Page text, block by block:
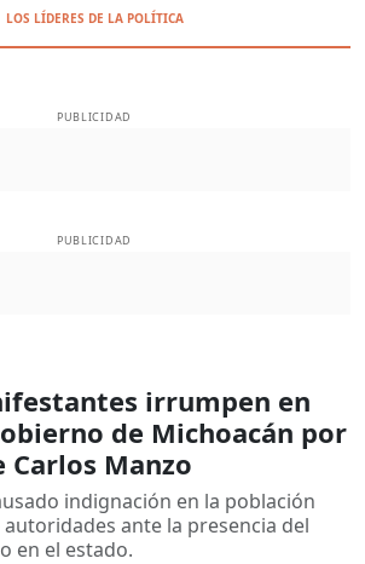
LOS LÍDERES DE LA POLÍTICA
PUBLICIDAD
PUBLICIDAD
irrumpen en
de Michoacán por
Carlos Manzo
indignación en la población
ante la presencia del
en el estado.